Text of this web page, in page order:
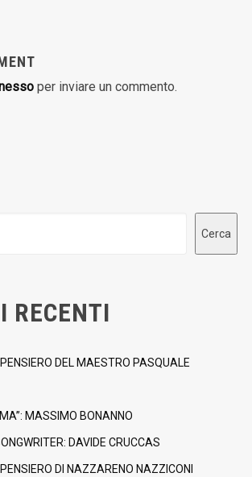
per inviare un commento.
Cerca
RECENTI
DEL MAESTRO PASQUALE
MASSIMO BONANNO
DAVIDE CRUCCAS
DI NAZZARENO NAZZICONI